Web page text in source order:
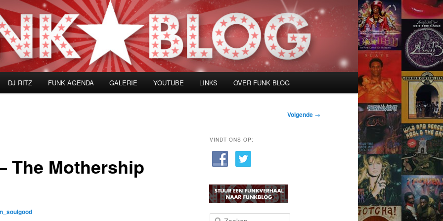
DJ RITZ FUNK AGENDA GALERIE YOUTUBE LINKS OVER FUNK BLOG
Volgende →
The Mothership
VINDT ONS OP: